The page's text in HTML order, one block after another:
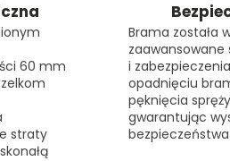
60 mm
straty
Brama została
i
opadnięciu
pęknięcia
gwarantując